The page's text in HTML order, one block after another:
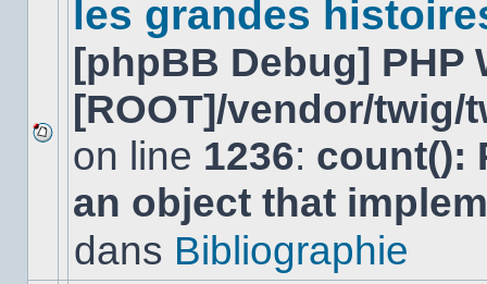
Aucun
nouveau
message
non-
dans
les grandes
[phpBB Debug] PHP
[ROOT]/vendor/
on line 1236: count():
an object that
dans Bibliographie